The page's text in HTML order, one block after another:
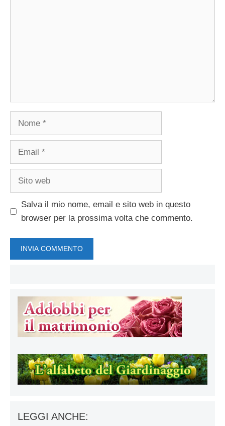
Nome
Email
Sito
Salva il mio nome, email e sito web in questo
browser per la prossima volta che commento.
LEGGI ANCHE: